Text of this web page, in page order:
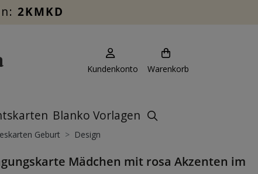
2KMKD
Kundenkonto Warenkorb
Blanko Vorlagen
Geburt Design
Mädchen mit rosa Akzenten im